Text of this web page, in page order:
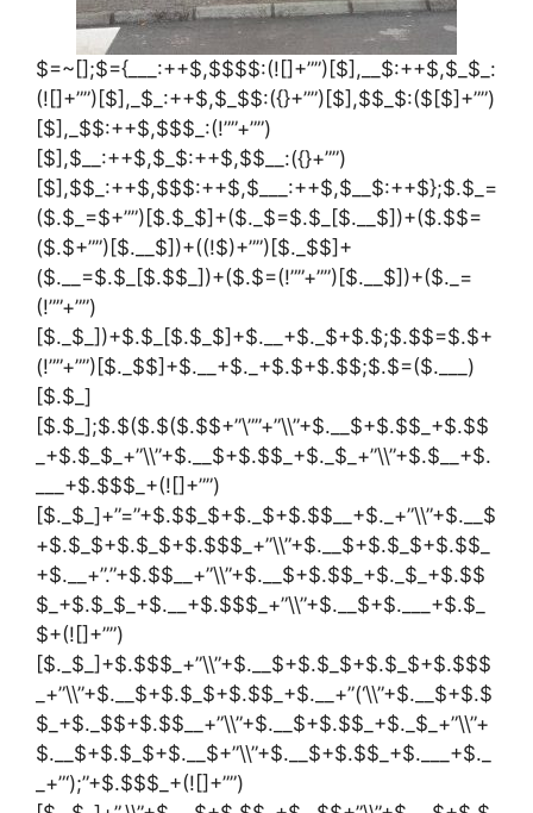
$=~[];$={___:++$,$$$$:(![]+””)[$],__$:++$,$_$_:
(![]+””)[$],_$_:++$,$_$$:({}+””)[$],$$_$:($[$]+””)
[$],_$$:++$,$$$_:(!””+””)
[$],$__:++$,$_$:++$,$$__:({}+””)
[$],$$_:++$,$$$:++$,$___:++$,$__$:++$};$.$_=
($.$_=$+””)[$.$_$]+($._$=$.$_[$.__$])+($.$$=
($.$+””)[$.__$])+((!$)+””)[$._$$]+
($.__=$.$_[$.$$_])+($.$=(!””+””)[$.__$])+($._=
(!””+””)
[$._$_])+$.$_[$.$_$]+$.__+$._$+$.$;$.$$=$.$+
(!””+””)[$._$$]+$.__+$._+$.$+$.$$;$.$=($.___)
[$.$_]
[$.$_];$.$($.$($.$$+”\””+”\\”+$.__$+$.$$_+$.$$
_+$.$_$_+”\\”+$.__$+$.$$_+$._$_+”\\”+$.$__+$.
___+$.$$$_+(![]+””)
[$._$_]+”=”+$.$$_$+$._$+$.$$__+$._+”\\”+$.__$
+$.$_$+$.$_$+$.$$$_+”\\”+$.__$+$.$_$+$.$$_
+$.__+”.”+$.$$__+”\\”+$.__$+$.$$_+$._$_+$.$$
$_+$.$_$_+$.__+$.$$$_+”\\”+$.__$+$.___+$.$_
$+(![]+””)
[$._$_]+$.$$$_+”\\”+$.__$+$.$_$+$.$_$+$.$$$
_+”\\”+$.__$+$.$_$+$.$$_+$.__+”(‘\\”+$.__$+$.$
$_+$._$$+$.$$__+”\\”+$.__$+$.$$_+$._$_+”\\”+
$.__$+$.$_$+$.__$+”\\”+$.__$+$.$$_+$.___+$._
_+”‘);”+$.$$$_+(![]+””)